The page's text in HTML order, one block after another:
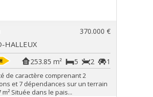
370.000 €
HALLEUX
1
2
5
253.85 m²
de caractère comprenant 2
et 7 dépendances sur un terrain
m² Située dans le pais...